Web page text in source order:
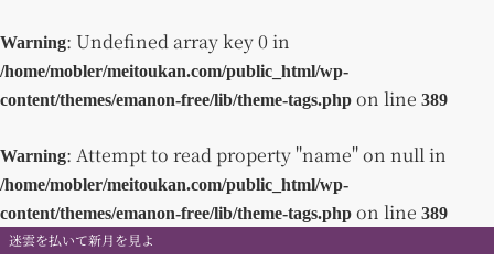
Warning: Undefined array key 0 in
/home/mobler/meitoukan.com/public_html/wp-
content/themes/emanon-free/lib/theme-tags.php on line 389
Warning: Attempt to read property "name" on null in
/home/mobler/meitoukan.com/public_html/wp-
content/themes/emanon-free/lib/theme-tags.php on line 389
迷雲を払いて新月を見よ